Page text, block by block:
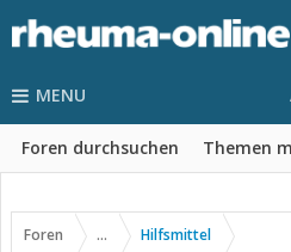
MENU
Foren durchsuchen Themen
Foren ... Hilfsmittel